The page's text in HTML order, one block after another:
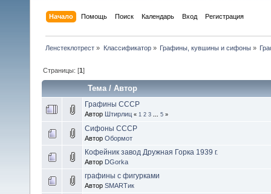
Начало Помощь Поиск Календарь Вход Регистрация
Ленстеклотрест » Классификатор» Графины, кувшины и сифоны»
Страницы: [1]
Тема/Автор
Графины СССР
Автор Штирлиц « 1 2 3 5 »
Сифоны СССР
Автор Обормот
Кофейник завод Дружная Горка 1939 г.
Автор DGorka
графины с фигурками
Автор SMARTик